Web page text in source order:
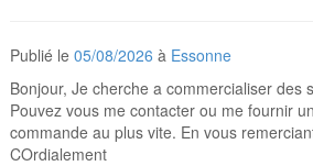
Publié le05/08/2026 à Essonne
Bonjour, Je cherche a commercialiser des
Pouvez vous me contacter ou me fournir
commande au plus vite. En vous
COrdialement